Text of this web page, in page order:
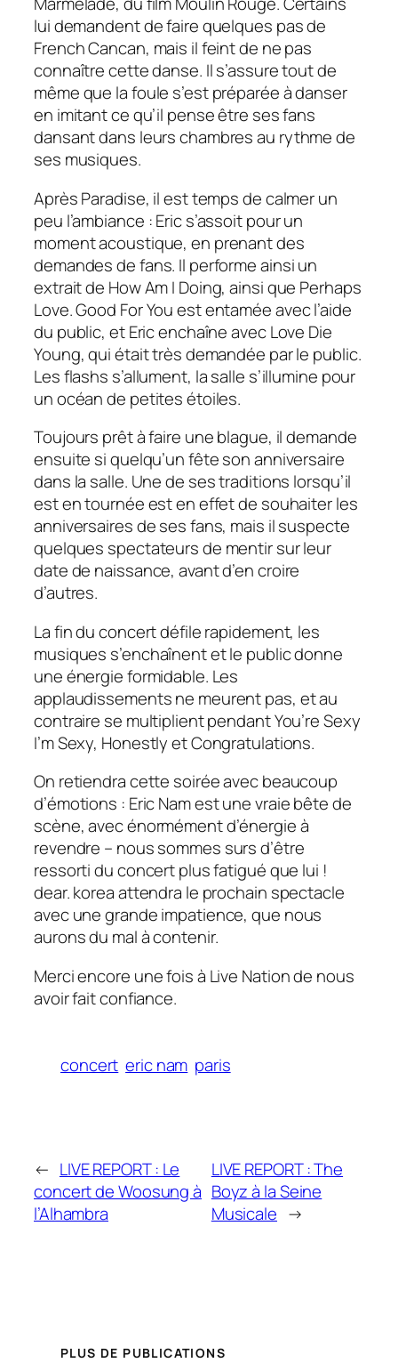
lui demandent de faire quelques pas de
French Cancan, mais il feint de ne pas
connaître cette danse. Il s’assure tout de
même que la foule s’est préparée à danser
en imitant ce qu’il pense être ses fans
dansant dans leurs chambres au rythme de
ses musiques.
Après Paradise, il est temps de calmer un
peu l’ambiance : Eric s’assoit pour un
moment acoustique, en prenant des
demandes de fans. Il performe ainsi un
extrait de How Am I Doing, ainsi que Perhaps
Love. Good For You est entamée avec l’aide
du public, et Eric enchaîne avec Love Die
Young, qui était très demandée par le public.
Les flashs s’allument, la salle s’illumine pour
un océan de petites étoiles.
Toujours prêt à faire une blague, il demande
ensuite si quelqu’un fête son anniversaire
dans la salle. Une de ses traditions lorsqu’il
est en tournée est en effet de souhaiter les
anniversaires de ses fans, mais il suspecte
quelques spectateurs de mentir sur leur
date de naissance, avant d’en croire
d’autres.
La fin du concert défile rapidement, les
musiques s’enchaînent et le public donne
une énergie formidable. Les
applaudissements ne meurent pas, et au
contraire se multiplient pendant You’re Sexy
I’m Sexy, Honestly et Congratulations.
On retiendra cette soirée avec beaucoup
d’émotions : Eric Nam est une vraie bête de
scène, avec énormément d’énergie à
revendre – nous sommes surs d’être
ressorti du concert plus fatigué que lui !
dear. korea attendra le prochain spectacle
avec une grande impatience, que nous
aurons du mal à contenir.
Merci encore une fois à Live Nation de nous
avoir fait confiance.
concert eric nam paris
← LIVE REPORT : Le
concert de Woosung à
l’Alhambra
LIVE REPORT : The
Boyz à la Seine
Musicale →
PLUS DE PUBLICATIONS